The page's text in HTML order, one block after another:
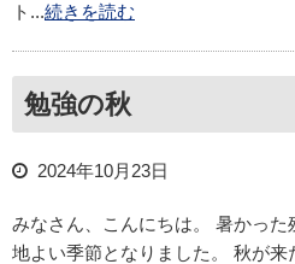
ト...続きを読む
勉強の秋
2024年10月23日
みなさん、こんにちは。 暑かっ
地よい季節となりました。 秋が来